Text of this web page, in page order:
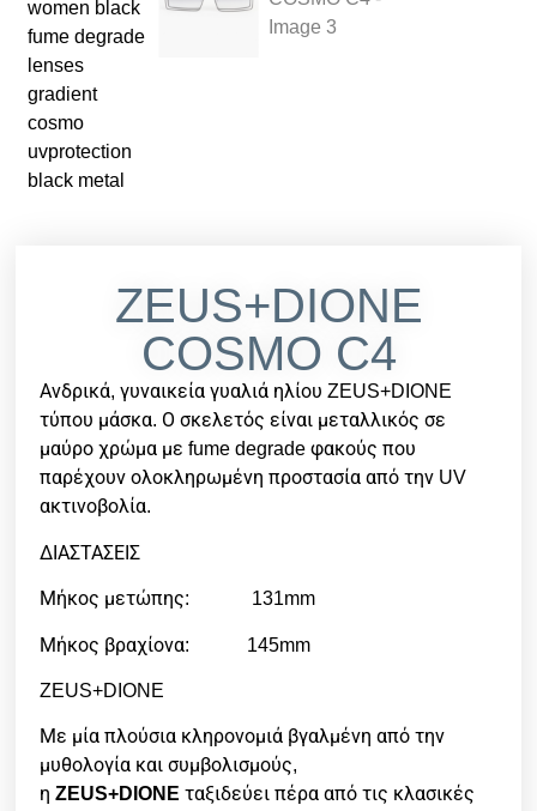
ZEUS+DIONE
COSMO C4
Ανδρικά, γυναικεία γυαλιά ηλίου ZEUS+DIONE
τύπου μάσκα. Ο σκελετός είναι μεταλλικός σε
μαύρο χρώμα με fume degrade φακούς που
παρέχουν ολοκληρωμένη προστασία από την UV
ακτινοβολία.
ΔΙΑΣΤΑΣΕΙΣ
Μήκος μετώπης: 131mm
Μήκος βραχίονα: 145mm
ZEUS+DIONE
Με μία πλούσια κληρονομιά βγαλμένη από την
μυθολογία και συμβολισμούς,
ηZEUS+DIONE ταξιδεύει πέρα από τις κλασικές